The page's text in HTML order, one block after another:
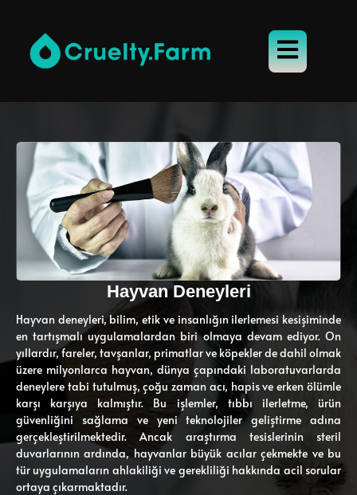
Hayvan Deneyleri
Hayvan deneyleri, bilim, etik ve insanlığın ilerlemesi kesişiminde
en tartışmalı uygulamalardan biri olmaya devam ediyor. On
yıllardır, fareler, tavşanlar, primatlar ve köpekler de dahil olmak
üzere milyonlarca hayvan, dünya çapındaki laboratuvarlarda
deneylere tabi tutulmuş, çoğu zaman acı, hapis ve erken ölümle
karşı karşıya kalmıştır. Bu işlemler, tıbbı ilerletme, ürün
güvenliğini sağlama ve yeni teknolojiler geliştirme adına
gerçekleştirilmektedir. Ancak araştırma tesislerinin steril
duvarlarının ardında, hayvanlar büyük acılar çekmekte ve bu
tür uygulamaların ahlakiliği ve gerekliliği hakkında acil sorular
ortaya çıkarmaktadır.